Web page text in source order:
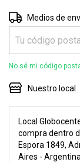
Entregas para el
Medios de
No sé mi código
Nuestro local
Local
compra dentro
Espora 1849,
Aires -